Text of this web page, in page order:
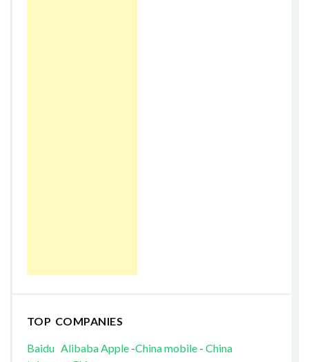
TOP COMPANIES
Baidu AlibabaApple-China mobile- China